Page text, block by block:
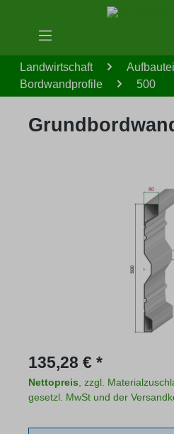
Zum Hauptinhalt springen
Landwirtschaft
Bordwandprofile
500
Regulärer Preis:
135,28 € *
Nettopreis , zzgl.
gesetzl. MwSt und der